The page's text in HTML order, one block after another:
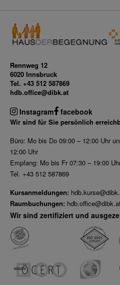
Rennweg 12
6020 Innsbruck
Tel. +43 512 587869
hdb.office@dibk.at
Instagram facebook
Wir sind für Sie persönlich
Büro: Mo bis Do 09:00 – 12:00 Uhr
12:00 Uhr
Empfang: Mo bis Fr 07:30 – 19:00
Tel. +43 512 587869
Kursanmeldungen:
Raumbuchungen:
Wir sind zertifiziert und